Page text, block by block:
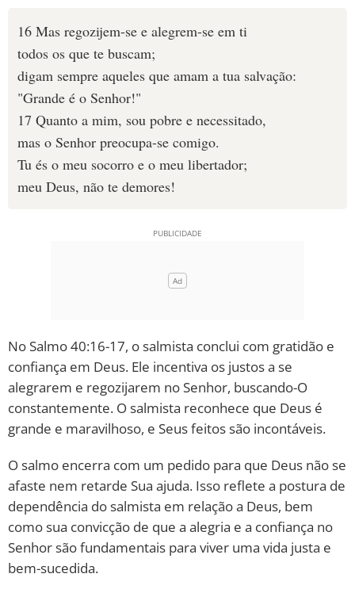
16 Mas regozijem-se e alegrem-se em ti
todos os que te buscam;
digam sempre aqueles que amam a tua salvação:
"Grande é o Senhor!"
17 Quanto a mim, sou pobre e necessitado,
mas o Senhor preocupa-se comigo.
Tu és o meu socorro e o meu libertador;
meu Deus, não te demores!
No Salmo 40:16-17, o salmista conclui com gratidão e
confiança em Deus. Ele incentiva os justos a se
alegrarem e regozijarem no Senhor, buscando-O
constantemente. O salmista reconhece que Deus é
grande e maravilhoso, e Seus feitos são incontáveis.
O salmo encerra com um pedido para que Deus não se
afaste nem retarde Sua ajuda. Isso reflete a postura de
dependência do salmista em relação a Deus, bem
como sua convicção de que a alegria e a confiança no
Senhor são fundamentais para viver uma vida justa e
bem-sucedida.